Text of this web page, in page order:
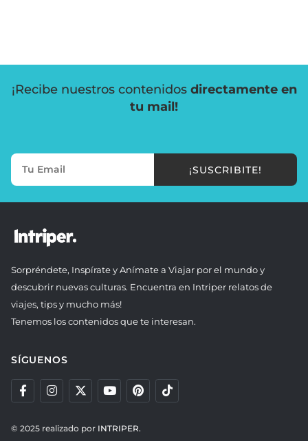
¡Recibe nuestros contenidos directamente en
tu mail!
¡SUSCRIBITE!
Sorpréndete, Inspírate y Anímate a Viajar por el mundo y
descubrir nuevas culturas. Encuentra en Intriper relatos de
viajes, tips y mucho más!
Tenemos los contenidos que te interesan.
SÍGUENOS
© 2025 realizado por INTRIPER.